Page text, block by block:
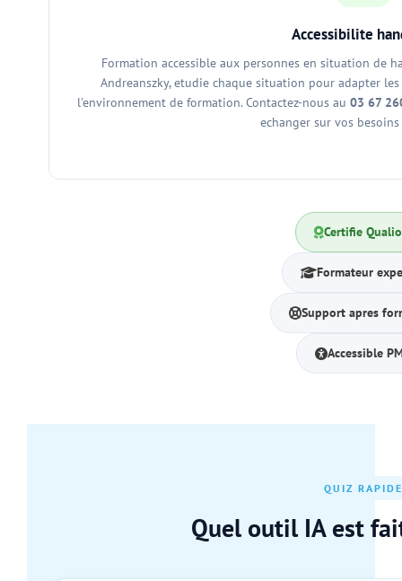
Accessibilite
Formation accessible aux personnes en situation de
Andreanszky, etudie chaque situation pour adapter
l'environnement de formation. Contactez-nous au03 67
echanger sur vos
Certifie
Formateur
Support apres
Accessible
QUIZ RAPIDE
Quel outil IA est